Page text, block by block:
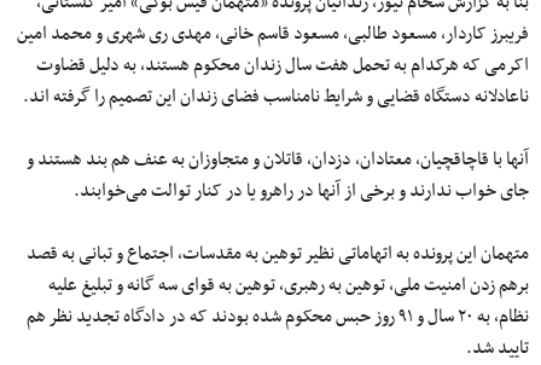
فریبرز کاردار، مسعود طالبی، مسعود قاسم خانی، مهدی ری شهری و محمد امین
اکرمی که هرکدام به تحمل هفت سال زندان محکوم هستند، به دلیل قضاوت
ناعادلانه دستگاه قضایی و شرایط نامناسب فضای زندان این تصمیم را گرفته اند.
آنها با قاچاقچیان، معتادان، دزدان، قاتلان و متجاوزان به عنف هم بند هستند و
جای خواب ندارند و برخی از آنها در راهرو یا در کنار توالت می‌خوابند.
متهمان این پرونده به اتهاماتی نظیر توهین به مقدسات، اجتماع و تبانی به قصد
برهم زدن امنیت ملی، توهین به رهبری، توهین به قوای سه گانه و تبلیغ علیه
نظام، به ۲۰ سال و ۹۱ روز حبس محکوم شده بودند که در دادگاه تجدید نظر هم
تایید شد.